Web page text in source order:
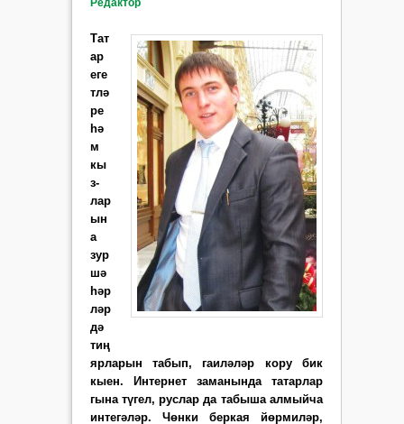
Тат
ар
еге
тлә
ре
һә
м
кы
з­
лар
ын
а
зур
шә
һәр
ләр
дә
тиң
ярларын табып, гаиләләр кору бик
кыен. Интернет заманында татарлар
гына түгел, руслар да табыша алмыйча
интегәләр. Чөнки беркая йөрмиләр,